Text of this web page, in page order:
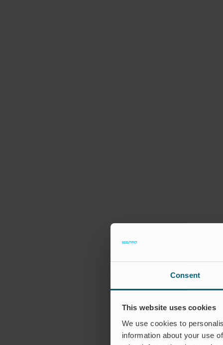
Consent
This website uses cookies
We use cookies to
information about your use